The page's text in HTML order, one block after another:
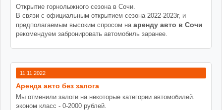
Открытие горнолыжного сезона в Сочи.
В связи с официальным открытием сезона 2022-2023г, и
предполагаемым высоким спросом на аренду авто в Сочи
рекомендуем забронировать автомобиль заранее.
11.11.2022
Аренда авто без залога
Мы отменили залоги на некоторые категории автомобилей.
эконом класс - 0-2000 рублей.